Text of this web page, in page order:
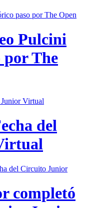
Pulcini
por The
del
completó